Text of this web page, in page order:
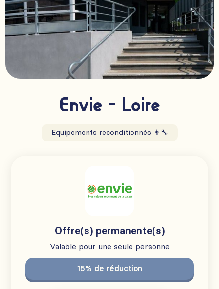
Envie - Loire
Equipements reconditionnés 👨‍🔧
Offre(s) permanente(s)
Valable pour une seule personne
15% de réduction